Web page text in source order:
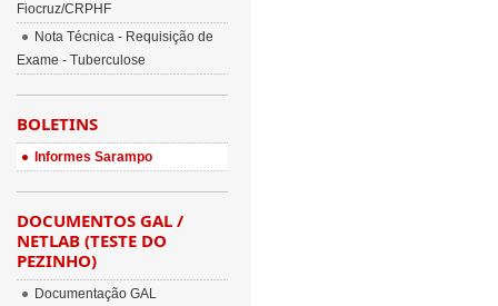
Fiocruz/CRPHF
Nota Técnica - Requisição de
Exame - Tuberculose
BOLETINS
Informes Sarampo
DOCUMENTOS GAL /
NETLAB (TESTE DO
PEZINHO)
Documentação GAL